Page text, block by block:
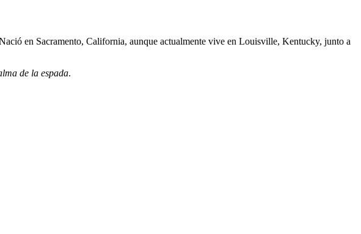
en Sacramento, California, aunque actualmente vive en Louisville, Kentucky, junto a
de la espada.